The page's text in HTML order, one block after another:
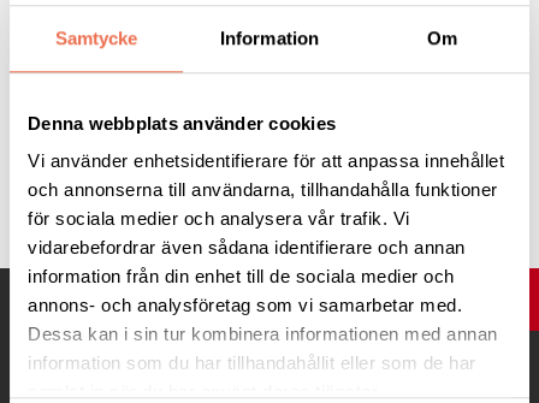
Samtycke Information Om
Denna webbplats använder cookies
Vi använder enhetsidentifierare för att anpassa innehållet
och annonserna till användarna, tillhandahålla funktioner
för sociala medier och analysera vår trafik. Vi
vidarebefordrar även sådana identifierare och annan
information från din enhet till de sociala medier och
annons- och analysföretag som vi samarbetar med.
Dessa kan i sin tur kombinera informationen med annan
information som du har tillhandahållit eller som de har
Förening
Tipsa